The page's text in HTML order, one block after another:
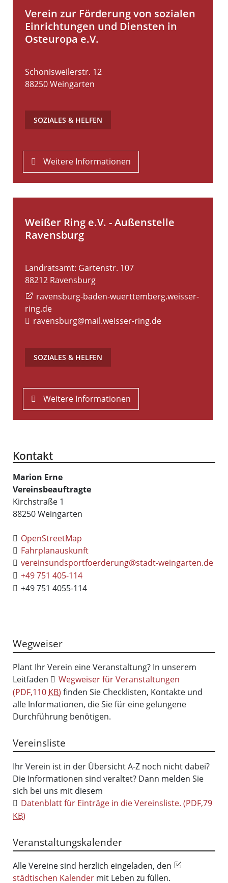
Verein zur Förderung von sozialen
Einrichtungen und Diensten in
Osteuropa e.V.
Schonisweilerstr. 12
88250Weingarten
SOZIALES & HELFEN
Weitere Informationen
Weißer Ring e.V. - Außenstelle
Ravensburg
Landratsamt: Gartenstr. 107
88212 Ravensburg
ravensburg-baden-wuerttemberg.weisser-
ring.de
ravensburg@mail.weisser-ring.de
SOZIALES & HELFEN
Weitere Informationen
Kontakt
Marion Erne
Vereinsbeauftragte
Kirchstraße 1
88250Weingarten
OpenStreetMap
Fahrplanauskunft
vereinsundsportfoerderung@stadt-weingarten.de
+49 751 405-114
+49 751 4055-114
Wegweiser
Plant Ihr Verein eine Veranstaltung? In unserem
Leitfaden
Wegweiser für Veranstaltungen
(PDF,110 KB) finden Sie Checklisten, Kontakte und
alle Informationen, die Sie für eine gelungene
Durchführung benötigen.
Vereinsliste
Ihr Verein ist in der Übersicht A-Z noch nicht dabei?
Die Informationen sind veraltet? Dann melden Sie
sich bei uns mit diesem
Datenblatt für Einträge in die Vereinsliste. (PDF,79
KB)
Veranstaltungskalender
Alle Vereine sind herzlich eingeladen, den
städtischen Kalender mit Leben zu füllen.